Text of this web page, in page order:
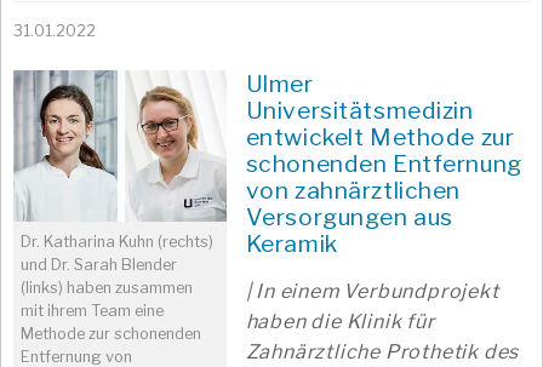
31.01.2022
Dr. Katharina Kuhn (rechts)
und Dr. Sarah Blender
(links) haben zusammen
mit ihrem Team eine
Methode zur schonenden
Entfernung von
Ulmer
Universitätsmedizin
entwickelt Methode zur
schonenden Entfernung
von zahnärztlichen
Versorgungen aus
Keramik
| In einem Verbundprojekt
haben die Klinik für
Zahnärztliche Prothetik des